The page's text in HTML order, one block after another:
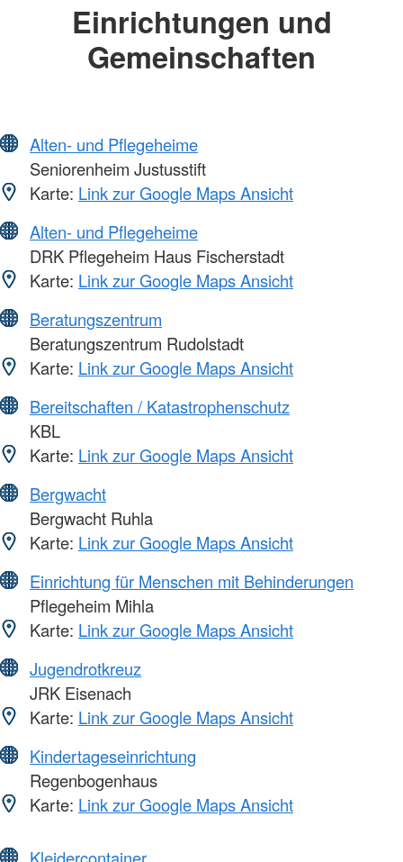
Einrichtungen und
Gemeinschaften
Alten- und Pflegeheime
Seniorenheim Justusstift
Karte: Link zur Google Maps Ansicht
Alten- und Pflegeheime
DRK Pflegeheim Haus Fischerstadt
Karte: Link zur Google Maps Ansicht
Beratungszentrum
Beratungszentrum Rudolstadt
Karte: Link zur Google Maps Ansicht
Bereitschaften / Katastrophenschutz
KBL
Karte: Link zur Google Maps Ansicht
Bergwacht
Bergwacht Ruhla
Karte: Link zur Google Maps Ansicht
Einrichtung für Menschen mit Behinderungen
Pflegeheim Mihla
Karte: Link zur Google Maps Ansicht
Jugendrotkreuz
JRK Eisenach
Karte: Link zur Google Maps Ansicht
Kindertageseinrichtung
Regenbogenhaus
Karte: Link zur Google Maps Ansicht